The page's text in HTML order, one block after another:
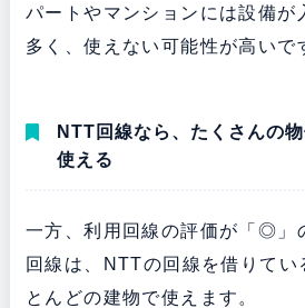
パートやマンションには設備が
多く、使えない可能性が高いで
NTT回線なら、たくさんの
使える
一方、利用回線の評価が「◎」
回線は、NTTの回線を借りてい
とんどの建物で使えます。